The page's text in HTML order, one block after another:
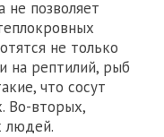
не позволяет
не только
на рептилий, рыб
что сосут
Во-вторых,
людей.